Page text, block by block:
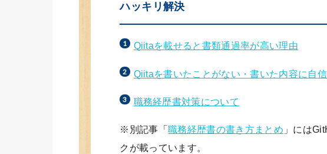
ハッキリ解決
Qiitaを載せると書類通過率が高い理由
Qiitaを書いたことがない・書いた内容に自
職務経歴書対策について
※別記事「職務経歴書の書き方まとめ 」には
クが載っています。